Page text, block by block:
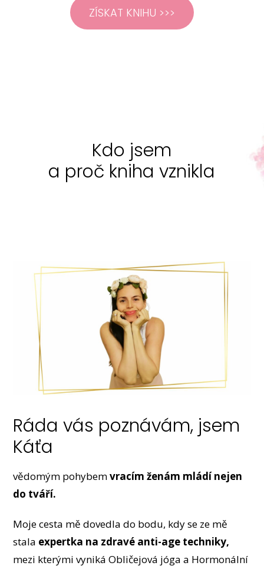
ZÍSKAT KNIHU >>>
Kdo jsem
a proč kniha vznikla
Ráda vás poznávám, jsem
Káťa
vědomým pohybemvracím ženám mládí nejen
do tváří.
Moje cesta mě dovedla do bodu, kdy se ze mě
stala expertka na zdravé anti-age techniky,
mezi kterými vyniká Obličejová jóga a Hormonální